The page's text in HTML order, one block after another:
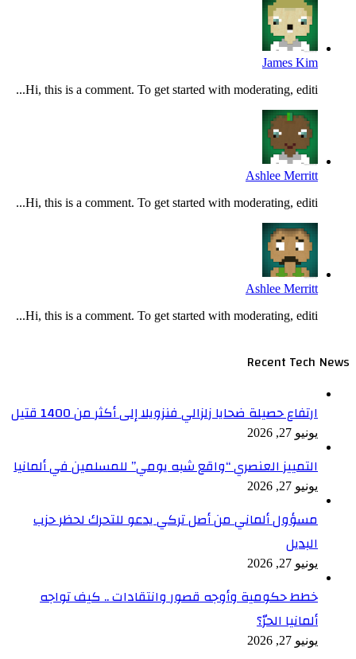
James Kim
Hi, this is a comment. To get started with moderating, editi...
Ashlee Merritt
Hi, this is a comment. To get started with moderating, editi...
Ashlee Merritt
Hi, this is a comment. To get started with moderating, editi...
Recent Tech News
ارتفاع حصيلة ضحايا زلزالي فنزويلا إلى أكثر من 1400 قتيل
يونيو 27, 2026
التمييز العنصري “واقع شبه يومي” للمسلمين في ألمانيا
يونيو 27, 2026
مسؤول ألماني من أصل تركي يدعو للتحرك لحظر حزب
البديل
يونيو 27, 2026
خطط حكومية وأوجه قصور وانتقادات .. كيف تواجه
ألمانيا الحرّ؟
يونيو 27, 2026